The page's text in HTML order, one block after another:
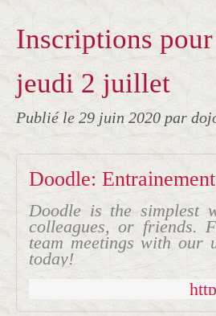
Inscriptions
jeudi 2 juillet
Publié le 29 juin 2020 par
Doodle:
Doodle is the simplest
colleagues, or friends.
team meetings with our
today!